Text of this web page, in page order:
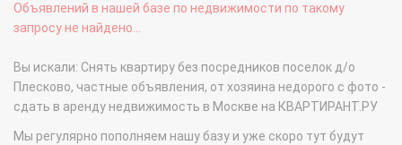
Объявлений в нашей базе по недвижимости по такому
запросу не найдено...
Вы искали: Снять квартиру без посредников поселок д/о
Плесково, частные объявления, от хозяина недорого с фото -
сдать в аренду недвижимость в Москве на КВАРТИРАНТ.РУ
Мы регулярно пополняем нашу базу и уже скоро тут будут